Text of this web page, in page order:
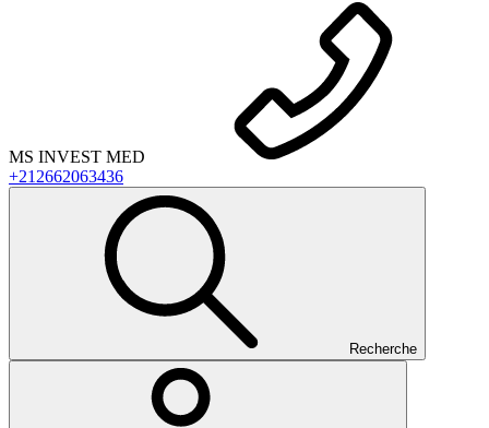
MS INVEST MED
+212662063436
Recherche